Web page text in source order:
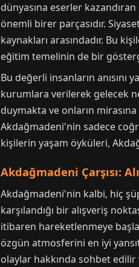
dünyasına eserler
önemli birer parçasıdır.
kaynakları arasındadır. Bu
eğitim temelinin de bir
Bu değerli insanların
kurumlara verilerek gelecek
duymakta ve onların
Akdağmadeni'nin sadece
kişilerin yaşam öyküleri,
Akdağmadeni Çarşısı:
Akdağmadeni'nin kalbi, hiç
karşılandığı bir alışveriş
itibaren hareketlenmeye
özgün atmosferini en iyi
olaylar hakkında sohbet